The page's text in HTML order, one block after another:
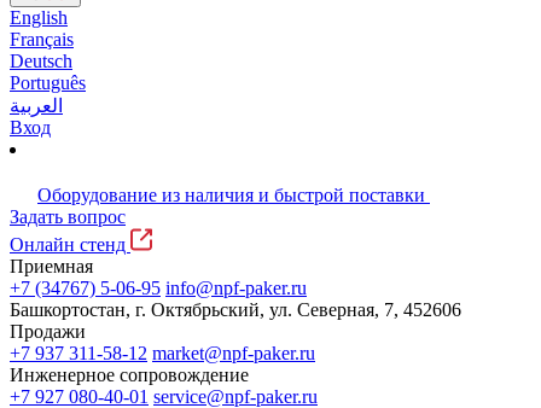
English
Français
Deutsch
Português
العربية
Вход
Оборудование из наличия и быстрой поставки
Задать вопрос
Онлайн стенд
Приемная
+7 (34767) 5-06-95 info@npf-paker.ru
Башкортостан, г. Октябрьский, ул. Северная, 7, 452606
Продажи
+7 937 311-58-12 market@npf-paker.ru
Инженерное сопровождение
+7 927 080-40-01 service@npf-paker.ru